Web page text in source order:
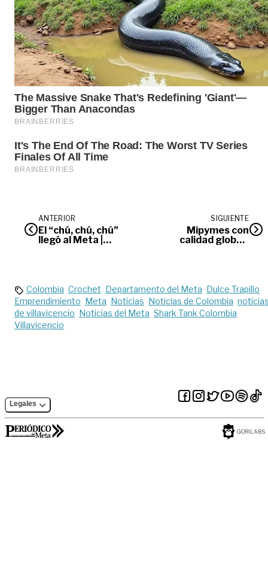
ANTERIOR
El “chú, chú, chú”
llegó al Meta |
SIGUIENTE
Mipymes con
calidad global |
Colombia Crochet Departamento del Meta Dulce Trapillo
Emprendimiento Meta Noticias Noticias de Colombia
de villavicencio Noticias del Meta Shark Tank Colombia
Villavicencio
Legales
GORILABS